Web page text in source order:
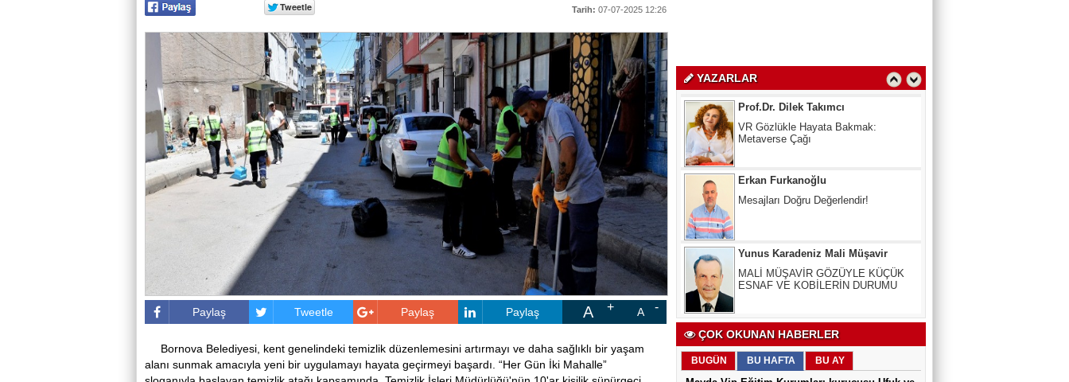
Tarih: 07-07-2025 12:26
Paylaş Tweetle Paylaş Paylaş A A
Bornova Belediyesi, kent genelindeki temizlik düzenlemesini artırmayı ve daha sağlıklı bir yaşam
alanı sunmak amacıyla yeni bir uygulamayı hayata geçirmeyi başardı. “Her Gün İki Mahalle”
YAZARLAR
VR Gözlükle Hayata Bakmak:
Metaverse Çağı
Erkan Furkanoğlu
Mesajları Doğru Değerlendir!
Yunus Karadeniz Mali Müşavir
Uzm. Dr. Veli Kala
Kalbinizdeki "Sessiz" Tehlike: Kan
Arslan Keskin
ELEKTRİKLİ SCOOTERLAR
YASAKLANMALI MI? GÜVENLİK Mİ,
ÇOK OKUNAN HABERLER
BUGÜN BU HAFTA BU AY